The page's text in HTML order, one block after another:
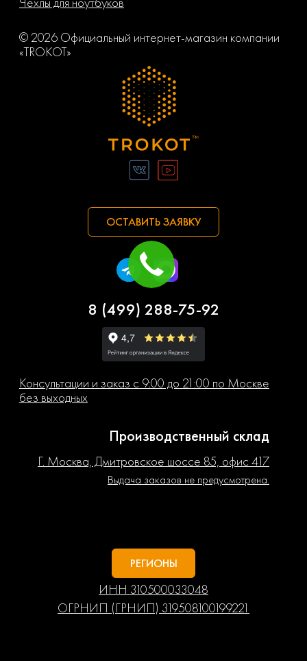
© 2026 Официальный интернет-магазин компании
«TROKOT»
ОСТАВИТЬ ЗАЯВКУ
8 (499) 288-75-92
Консультации и заказ с 9:00 до 21:00 по Москве
без выходных
Производственный склад
Г. Москва, Дмитровское шоссе 85, офис 417
Выдача заказов не предусмотрена.
РЕГИОНЫ
ИНН 310500033048
ОГРНИП (ГРНИП) 319508100199221